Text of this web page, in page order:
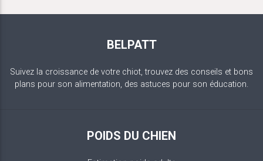
BELPATT
Suivez la croissance de votre chiot, trouvez des conseils et bons
plans pour son alimentation, des astuces pour son éducation.
POIDS DU CHIEN